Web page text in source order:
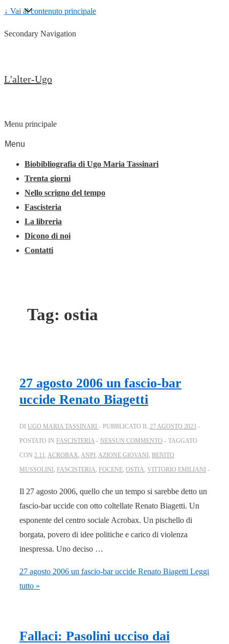
↓ Vai al contenuto principale
Secondary Navigation
L'alter-Ugo
Menu principale
Menu
Biobibliografia di Ugo Maria Tassinari
Trenta giorni
Nello scrigno del tempo
Fascisteria
La libreria
Dicono di noi
Contatti
Tag: ostia
27 agosto 2006 un fascio-bar
uccide Renato Biagetti
DI UGO MARIA TASSINARI PUBBLICATO IL 27 AGOSTO 2023
POSTATO IN FASCISTERIA NESSUN COMMENTO
TAGGATO
CON 2.11, ACROBAX, ANPI , AZIONE GIOVANI , BENITO
MUSSOLINI , FASCISTERIA, FOCENE, OSTIA, VITTORIO EMILIANI
Il 27 agosto 2006, quello che un tempo si sarebbe detto un
fascio-bar uccide con otto coltellate Renato Biagetti. Un
esponente del centro sociale Acrobax. Un pischello di
borgata, povero di idee politiche e carico di violenza
inespressa. Uno deciso …
27 agosto 2006 un fascio-bar uccide Renato Biagetti Leggi
tutto »
Fallaci: Pasolini ucciso dai